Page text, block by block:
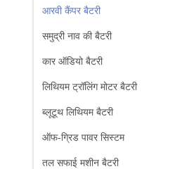
आरवी कैंपर बैटरी
समुद्री नाव की बैटरी
कार ऑडियो बैटरी
लिथियम ट्रॉलिंग मोटर बैटरी
ब्लूटूथ लिथियम बैटरी
ऑफ-ग्रिड पावर सिस्टम
तल सफाई मशीन बैटरी